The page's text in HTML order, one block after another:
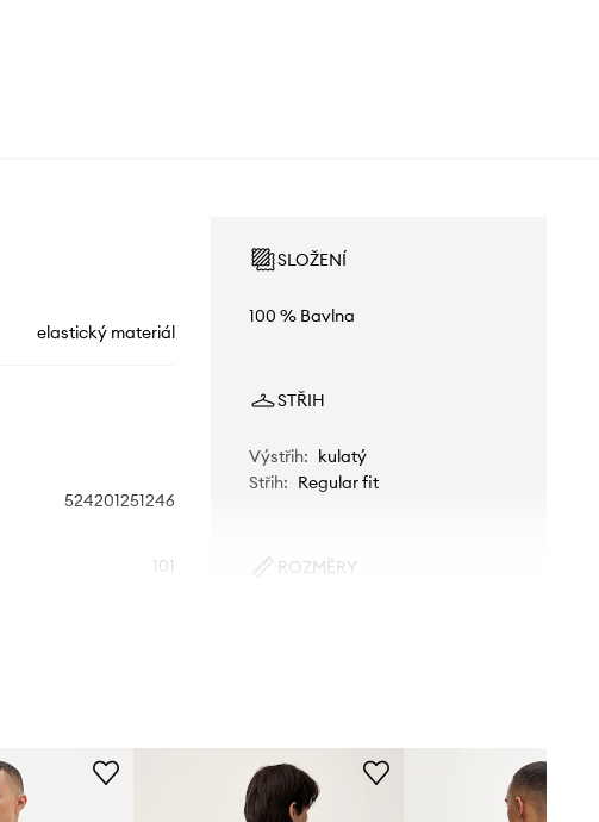
elastický materiál
524201251246
101
SLOŽENÍ
100 % Bavlna
STŘIH
Výstřih:
kulatý
Střih: Regular fit
ROZMĚRY
Tabulka velikosti